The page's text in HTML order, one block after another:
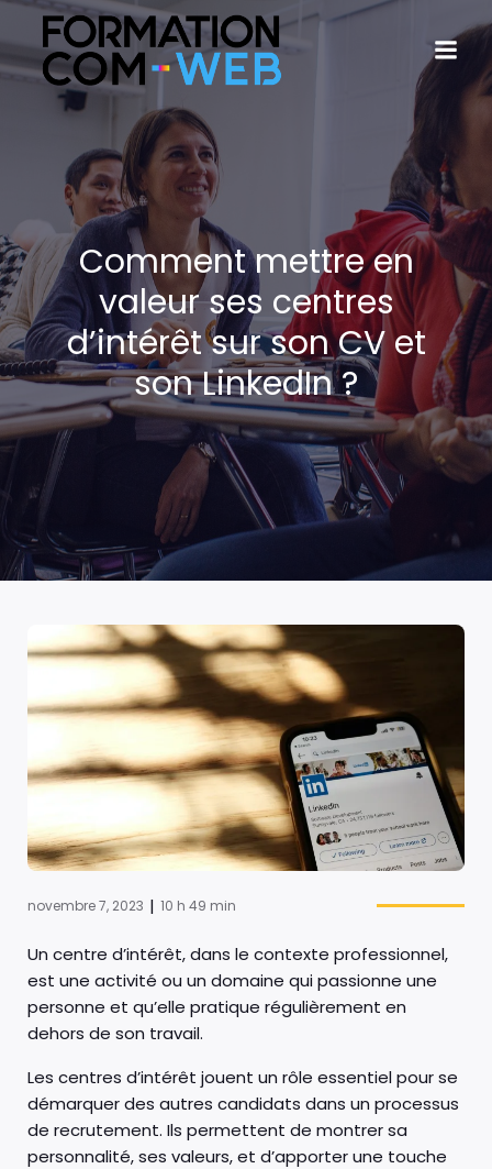
Comment mettre en
valeur ses centres
d’intérêt sur son CV et
son LinkedIn ?
novembre 7, 2023 | 10 h 49 min
Un centre d’intérêt, dans le contexte professionnel,
est une activité ou un domaine qui passionne une
personne et qu’elle pratique régulièrement en
dehors de son travail.
Les centres d’intérêt jouent un rôle essentiel pour se
démarquer des autres candidats dans un processus
de recrutement. Ils permettent de montrer sa
personnalité, ses valeurs, et d’apporter une touche